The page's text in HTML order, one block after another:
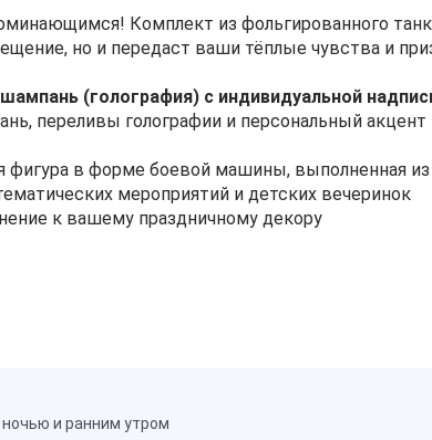
Комплект из фольгированного
но и передаст ваши тёплые чувства и
(голография) с индивидуальной
переливы голографии и персональный
фигура в форме боевой машины, выполненная
мероприятий и детских вечеринок
к вашему праздничному декору
и ранним утром